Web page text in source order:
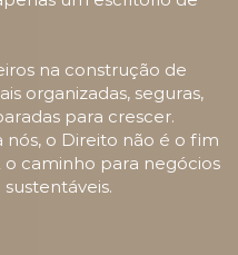
na construção de
organizadas, seguras,
para crescer.
nós, o Direito não é o fim
o caminho para negócios